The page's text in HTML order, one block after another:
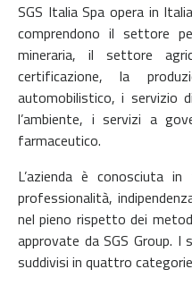
SGS Italia Spa opera in
comprendono il settore
mineraria, il settore
certificazione, la
automobilistico, i servizio
l’ambiente, i servizi a
farmaceutico.
L’azienda è conosciuta
professionalità,
nel pieno rispetto dei
approvate da SGS Group. I
suddivisi in quattro